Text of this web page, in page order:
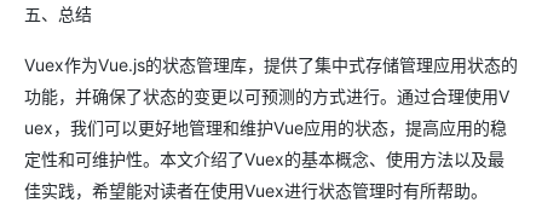
五、总结
Vuex作为Vue.js的状态管理库，提供了集中式存储管理应用状态的
功能，并确保了状态的变更以可预测的方式进行。通过合理使用V
uex，我们可以更好地管理和维护Vue应用的状态，提高应用的稳
定性和可维护性。本文介绍了Vuex的基本概念、使用方法以及最
佳实践，希望能对读者在使用Vuex进行状态管理时有所帮助。